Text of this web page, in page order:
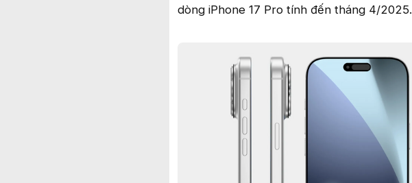
dòng iPhone 17 Pro tính đến tháng 4/2025.